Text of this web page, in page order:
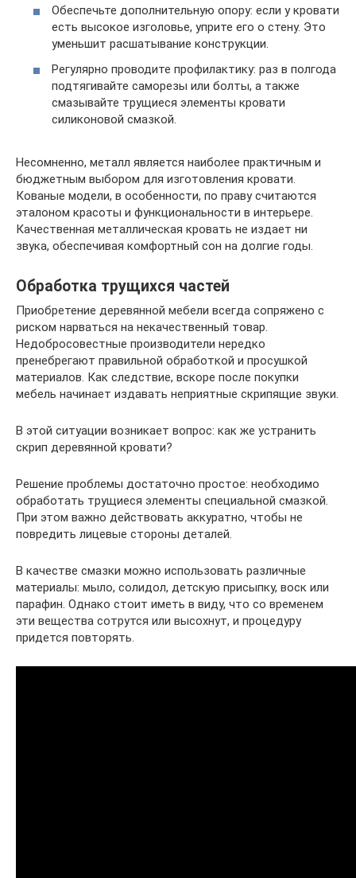
Обеспечьте дополнительную опору: если у кровати
есть высокое изголовье, уприте его о стену. Это
уменьшит расшатывание конструкции.
Регулярно проводите профилактику: раз в полгода
подтягивайте саморезы или болты, а также
смазывайте трущиеся элементы кровати
силиконовой смазкой.
Несомненно, металл является наиболее практичным и
бюджетным выбором для изготовления кровати.
Кованые модели, в особенности, по праву считаются
эталоном красоты и функциональности в интерьере.
Качественная металлическая кровать не издает ни
звука, обеспечивая комфортный сон на долгие годы.
Обработка трущихся частей
Приобретение деревянной мебели всегда сопряжено с
риском нарваться на некачественный товар.
Недобросовестные производители нередко
пренебрегают правильной обработкой и просушкой
материалов. Как следствие, вскоре после покупки
мебель начинает издавать неприятные скрипящие звуки.
В этой ситуации возникает вопрос: как же устранить
скрип деревянной кровати?
Решение проблемы достаточно простое: необходимо
обработать трущиеся элементы специальной смазкой.
При этом важно действовать аккуратно, чтобы не
повредить лицевые стороны деталей.
В качестве смазки можно использовать различные
материалы: мыло, солидол, детскую присыпку, воск или
парафин. Однако стоит иметь в виду, что со временем
эти вещества сотрутся или высохнут, и процедуру
придется повторять.